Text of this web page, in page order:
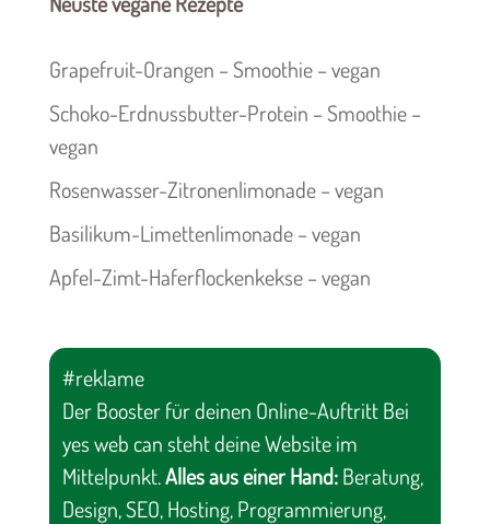
Grapefruit-Orangen – Smoothie – vegan
Schoko-Erdnussbutter-Protein – Smoothie –
vegan
Rosenwasser-Zitronenlimonade – vegan
Basilikum-Limettenlimonade – vegan
Apfel-Zimt-Haferflockenkekse – vegan
#reklame
Der Booster für deinen Online-Auftritt Bei
yes web can steht deine Website im
Mittelpunkt.Alles aus einer Hand:Beratung,
Design, SEO, Hosting, Programmierung,